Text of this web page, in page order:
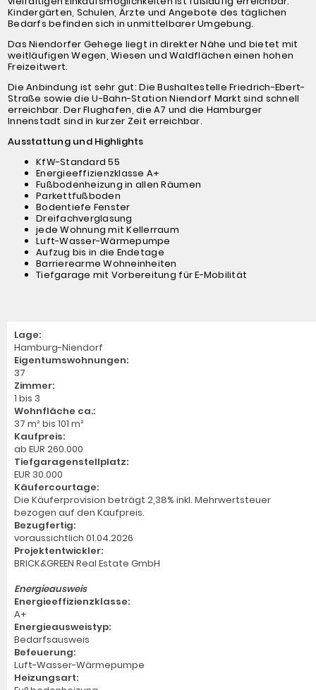
Kindergärten, Schulen, Ärzte und Angebote des täglichen
Bedarfs befinden sich in unmittelbarer Umgebung.
Das Niendorfer Gehege liegt in direkter Nähe und bietet mit
weitläufigen Wegen, Wiesen und Waldflächen einen hohen
Freizeitwert.
Die Anbindung ist sehr gut: Die Bushaltestelle Friedrich-Ebert-
Straße sowie die U-Bahn-Station Niendorf Markt sind schnell
erreichbar. Der Flughafen, die A7 und die Hamburger
Innenstadt sind in kurzer Zeit erreichbar.
Ausstattung und Highlights
KfW-Standard 55
Energieeffizienzklasse A+
Fußbodenheizung in allen Räumen
Parkettfußboden
Bodentiefe Fenster
Dreifachverglasung
jede Wohnung mit Kellerraum
Luft-Wasser-Wärmepumpe
Aufzug bis in die Endetage
Barrierearme Wohneinheiten
Tiefgarage mit Vorbereitung für E-Mobilität
Lage:
Hamburg-Niendorf
Eigentumswohnungen:
37
Zimmer:
1 bis 3
Wohnfläche ca.:
37 m² bis 101 m²
Kaufpreis:
ab EUR 260.000
Tiefgaragenstellplatz:
EUR 30.000
Käufercourtage:
Die Käuferprovision beträgt 2,38% inkl. Mehrwertsteuer
bezogen auf den Kaufpreis.
Bezugfertig:
voraussichtlich 01.04.2026
Projektentwickler:
BRICK&GREEN Real Estate GmbH
Energieausweis
Energieeffizienzklasse:
A+
Energieausweistyp:
Bedarfsausweis
Befeuerung:
Luft-Wasser-Wärmepumpe
Heizungsart: